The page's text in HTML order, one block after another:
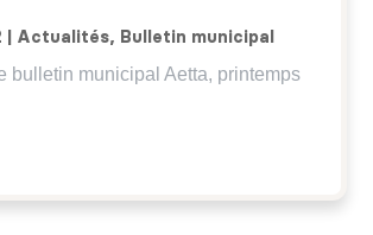
Actualités, Bulletin municipal
bulletin municipal Aetta, printemps